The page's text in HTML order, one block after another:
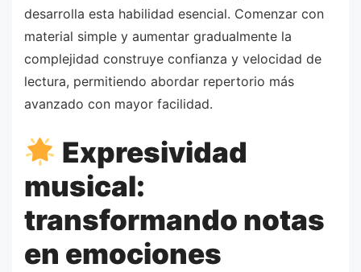
desarrolla esta habilidad esencial. Comenzar con
material simple y aumentar gradualmente la
complejidad construye confianza y velocidad de
lectura, permitiendo abordar repertorio más
avanzado con mayor facilidad.
Expresividad
musical:
transformando notas
en emociones